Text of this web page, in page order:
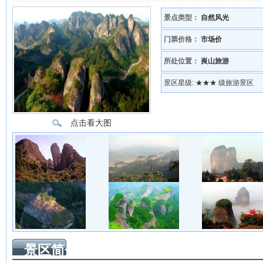
点击看大图
景点类型： 自然风光
门票价格： 市场价
所处位置： 崀山旅游
景区星级: ★★★ 级旅游景区
景区简介